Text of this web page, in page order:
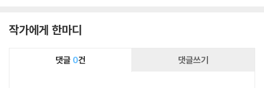
작가에게 한마디
댓글 0건 댓글쓰기